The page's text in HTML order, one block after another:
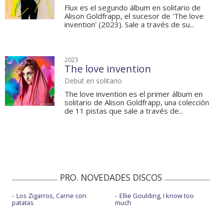
Flux es el segundo álbum en solitario de
Alison Goldfrapp, el sucesor de 'The love
invention' (2023). Sale a través de su...
2023
The love invention
Debut en solitario
The love invention es el primer álbum en
solitario de Alison Goldfrapp, una colección
de 11 pistas que sale a través de...
PRO. NOVEDADES DISCOS
Los Zigarros, Carne con
patatas
Ellie Goulding, I know too
much